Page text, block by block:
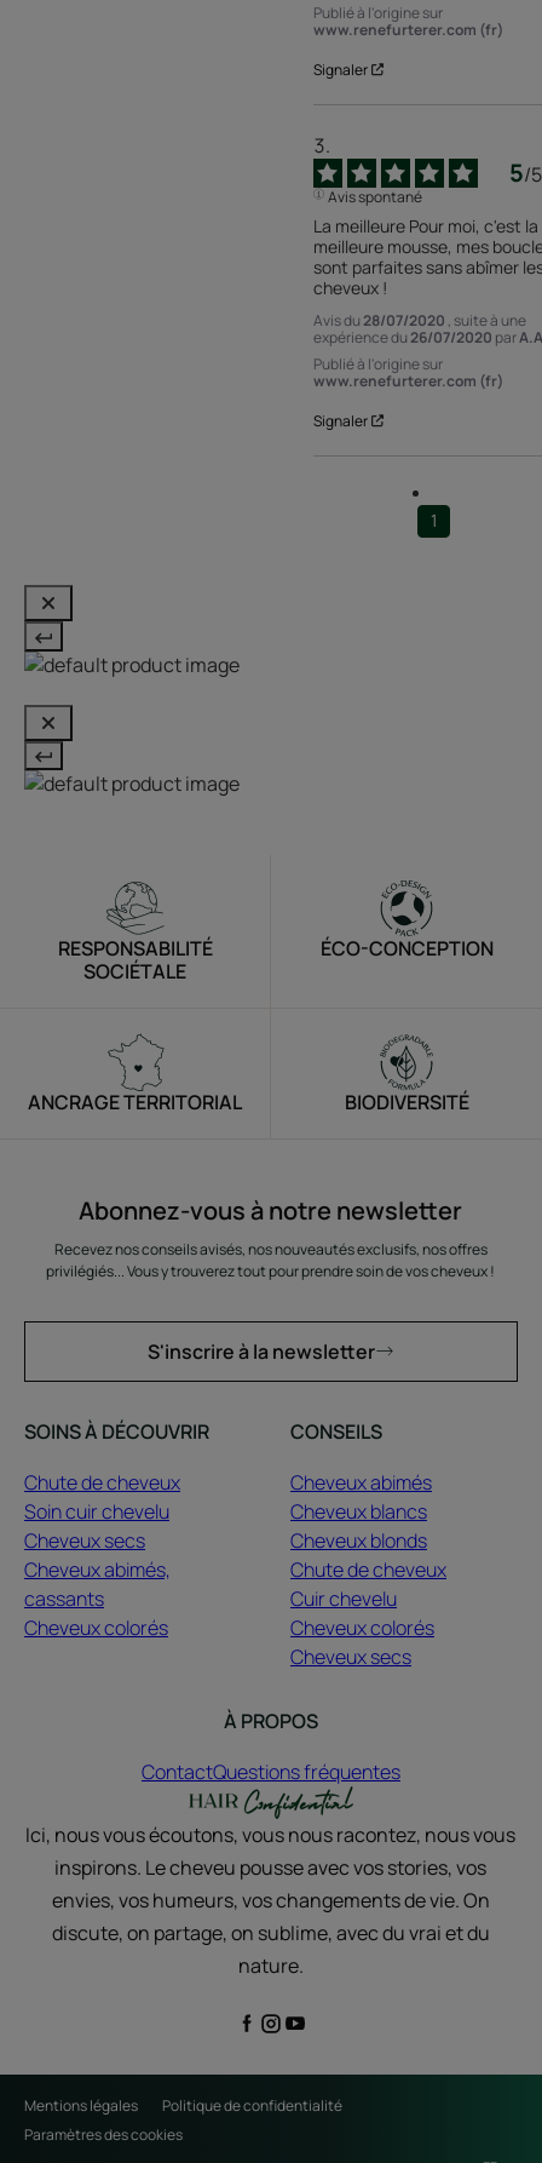
Publié à l'origine sur
www.renefurterer.com (fr)
Signaler
5/5
Avis spontané
La meilleure Pour moi, c'est la
meilleure mousse, mes
sont parfaites sans abîmer
cheveux !
Avis du28/07/2020 , suite à une
expérience du26/07/2020 par
Publié à l'origine sur
www.renefurterer.com (fr)
Signaler
1
RESPONSABILITÉ
SOCIÉTALE
ÉCO-CONCEPTION
ANCRAGE TERRITORIAL BIODIVERSITÉ
Abonnez-vous à notre newsletter
Recevez nos conseils avisés, nos nouveautés exclusifs, nos offres
privilégiés... Vous y trouverez tout pour prendre soin de vos cheveux !
S'inscrire à la newsletter
SOINS À DÉCOUVRIR
Chute de cheveux
Soin cuir chevelu
Cheveux secs
Cheveux abimés,
cassants
Cheveux colorés
CONSEILS
Cheveux abimés
Cheveux blancs
Cheveux blonds
Chute de cheveux
Cuir chevelu
Cheveux colorés
Cheveux secs
À PROPOS
ContactQuestions fréquentes
Ici, nous vous écoutons, vous nous racontez, nous vous
inspirons. Le cheveu pousse avec vos stories, vos
envies, vos humeurs, vos changements de vie. On
discute, on partage, on sublime, avec du vrai et du
nature.
Mentions légales
Politique de confidentialité
Paramètres des cookies